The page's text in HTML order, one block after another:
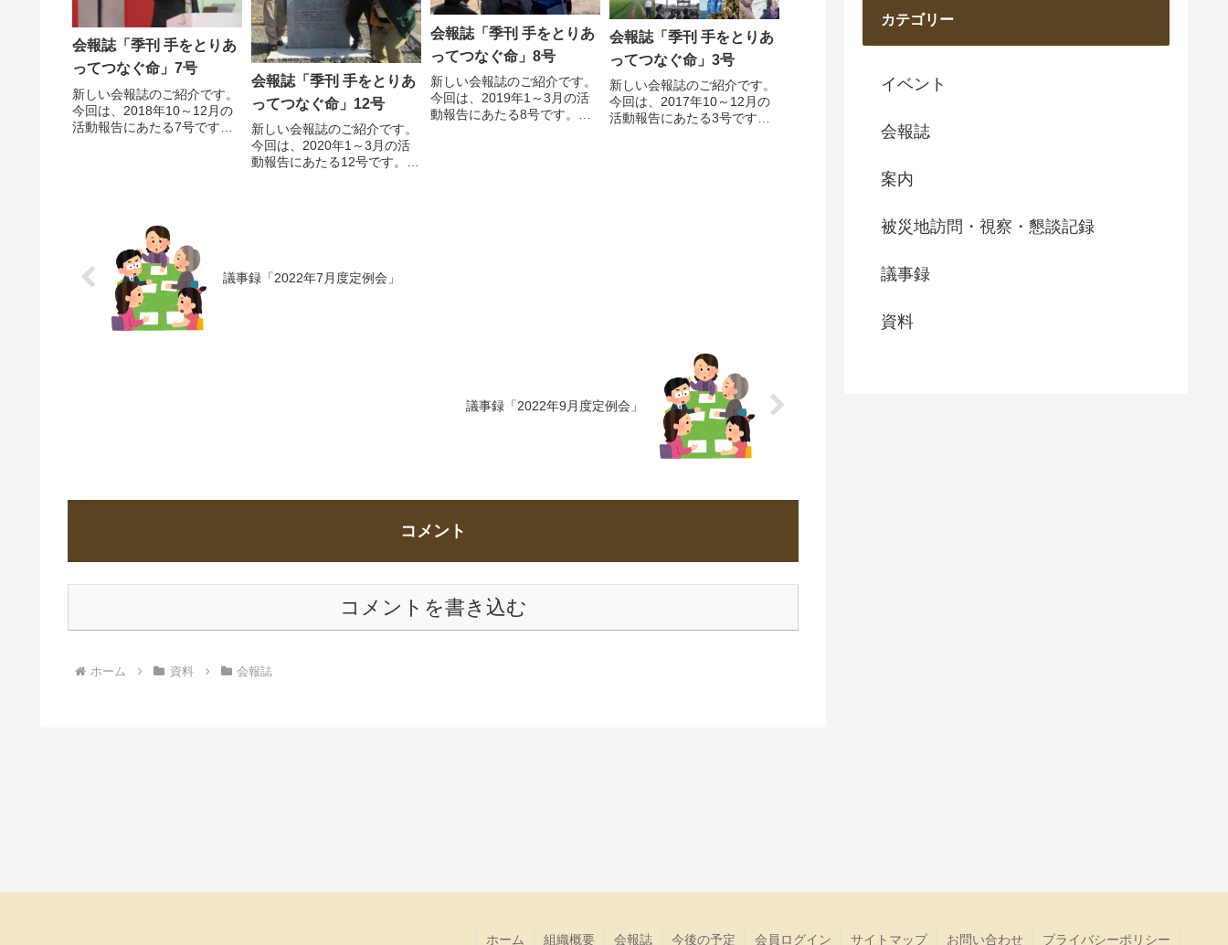
会報誌「季刊 手をとりあ
ってつなぐ命」7号
新しい会報誌のご紹介です。
今回は、2018年10～12月の
活動報告にあたる7号です。
講話実施2018年度第2回...
会報誌「季刊 手をとりあ
ってつなぐ命」12号
新しい会報誌のご紹介です。
今回は、2020年1～3月の活
動報告にあたる12号です。
会報誌「季刊 手をとりあ
ってつなぐ命」8号
新しい会報誌のご紹介です。
今回は、2019年1～3月の活
動報告にあたる8号です。概
会報誌「季刊 手をとりあ
ってつなぐ命」3号
新しい会報誌のご紹介です。
今回は、2017年10～12月の
活動報告にあたる3号です。
議事録「2022年7月度定例会」
議事録「2022年9月度定例会」
コメント
コメントを書き込む
ホーム 資料 会報誌
カテゴリー
イベント
会報誌
案内
被災地訪問・視察・懇談記録
議事録
資料
ホーム 組織概要 会報誌 今後の予定 会員ログイン サイトマップ お問い合わせ プライバシーポリシー